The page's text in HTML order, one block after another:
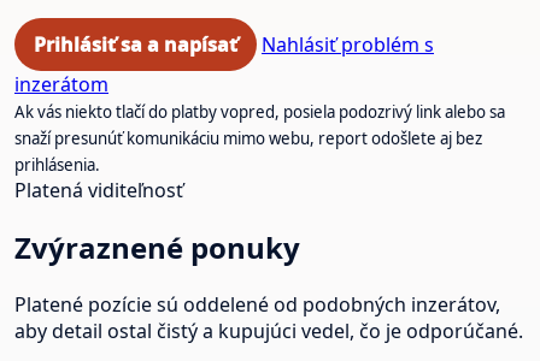
Prihlásiť sa a napísať
Nahlásiť problém s
inzerátom
Ak vás niekto tlačí do platby vopred, posiela podozrivý link alebo sa
snaží presunúť komunikáciu mimo webu, report odošlete aj bez
prihlásenia.
Platená viditeľnosť
Zvýraznené ponuky
Platené pozície sú oddelené od podobných inzerátov,
aby detail ostal čistý a kupujúci vedel, čo je odporúčané.